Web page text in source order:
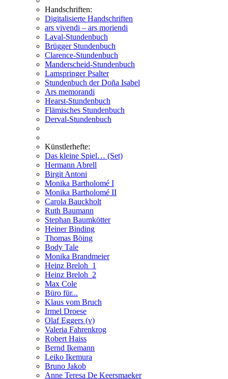
Handschriften:
Digitalisierte Handschriften
ars vivendi – ars moriendi
Laval-Stundenbuch
Brügger Stundenbuch
Clarence-Stundenbuch
Manderscheid-Stundenbuch
Lamspringer Psalter
Stundenbuch der Doña Isabel
Ars memorandi
Hearst-Stundenbuch
Flämisches Stundenbuch
Derval-Stundenbuch
Künstlerhefte:
Das kleine Spiel… (Set)
Hermann Abrell
Birgit Antoni
Monika Bartholomé I
Monika Bartholomé II
Carola Bauckholt
Ruth Baumann
Stephan Baumkötter
Heiner Binding
Thomas Böing
Body Tale
Monika Brandmeier
Heinz Breloh_1
Heinz Breloh_2
Max Cole
Büro für...
Klaus vom Bruch
Irmel Droese
Olaf Eggers (v)
Valeria Fahrenkrog
Robert Haiss
Bernd Ikemann
Leiko Ikemura
Bruno Jakob
Anne Teresa De Keersmaeker